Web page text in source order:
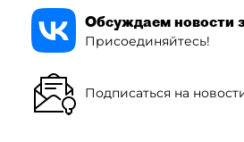
Обсуждаем новости
Присоединяйтесь!
Подписаться на